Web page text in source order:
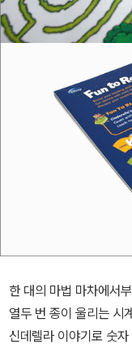
한 대의 마법 마차에서
열두 번 종이 울리는 시
신데렐라 이야기로 숫